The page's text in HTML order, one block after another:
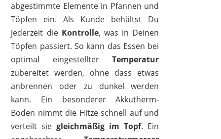
abgestimmte Elemente in Pfannen und
Töpfen ein. Als Kunde behältst Du
jederzeit die Kontrolle, was in Deinen
Töpfen passiert. So kann das Essen bei
optimal eingestellterTemperatur
zubereitet werden, ohne dass etwas
anbrennen oder zu dunkel werden
kann. Ein besonderer Akkutherm-
Boden nimmt die Hitze schnell auf und
verteilt siegleichmäßig im Topf. Ein